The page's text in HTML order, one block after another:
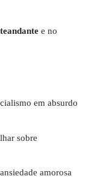
e no
em absurdo
sobre
amorosa